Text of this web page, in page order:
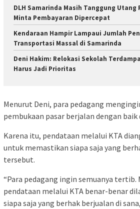
DLH Samarinda Masih Tanggung Utang
Minta Pembayaran Dipercepat
Kendaraan Hampir Lampaui Jumlah
Transportasi Massal di Samarinda
Deni Hakim: Relokasi Sekolah
Harus Jadi Prioritas
Menurut Deni, para pedagang
pembukaan pasar berjalan dengan
Karena itu, pendataan melalui KTA
untuk memastikan siapa saja yang
tersebut.
“Para pedagang ingin semuanya tertib.
pendataan melalui KTA benar-benar
siapa saja yang berhak berjualan di